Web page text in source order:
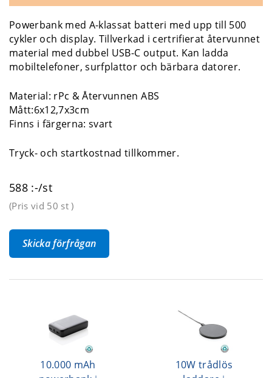
Powerbank med A-klassat batteri med upp till 500
cykler och display. Tillverkad i certrifierat återvunnet
material med dubbel USB-C output. Kan ladda
mobiltelefoner, surfplattor och bärbara datorer.
Material: rPc & Återvunnen ABS
Mått:6x12,7x3cm
Finns i färgerna: svart
Tryck- och startkostnad tillkommer.
588 :-/st
(Pris vid 50 st)
Skicka förfrågan
10.000 mAh
10W trådlös